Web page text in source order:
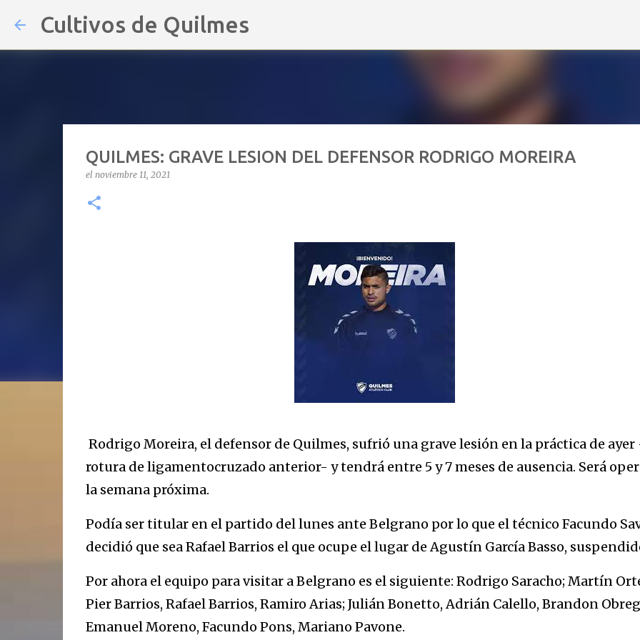
Cultivos de Quilmes
QUILMES: GRAVE LESION DEL DEFENSOR RODRIGO MOREIRA
el noviembre 11, 2021
Rodrigo Moreira, el defensor de Quilmes, sufrió una grave lesión en la práctica de ayer
rotura de ligamentocruzado anterior- y tendrá entre 5 y 7 meses de ausencia. Será
la semana próxima.
Podía ser titular en el partido del lunes ante Belgrano por lo que el técnico Facundo
decidió que sea Rafael Barrios el que ocupe el lugar de Agustín García Basso,
Por ahora el equipo para visitar a Belgrano es el siguiente: Rodrigo Saracho; Martín
Pier Barrios, Rafael Barrios, Ramiro Arias; Julián Bonetto, Adrián Calello, Brandon
Emanuel Moreno, Facundo Pons, Mariano Pavone.